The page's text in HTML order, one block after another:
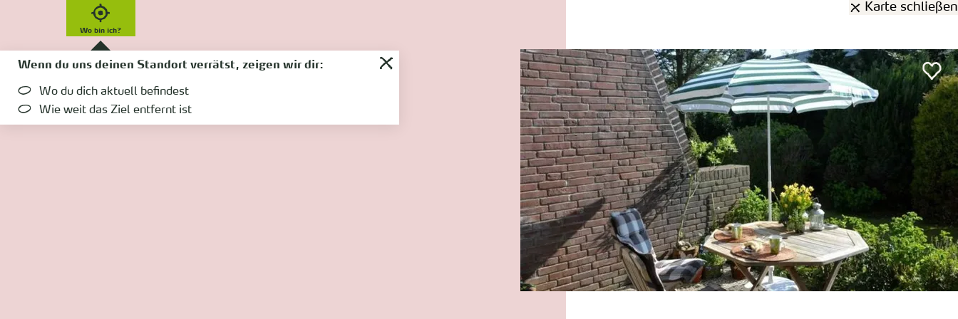
Wo bin ich?
Wenn du uns deinen Standort verrätst, zeigen wir dir:
Wo du dich aktuell befindest
Wie weit das Ziel entfernt ist
Karte schließen
Es wurden1 Treffergefunden:
Ferienwohnung Hense
Wyk auf Föhr Entfernung anzeigen